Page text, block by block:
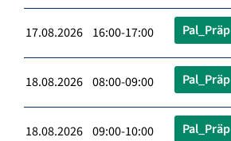
17.08.2026 16:00-17:00 Pal_Präp
18.08.2026 08:00-09:00 Pal_Präp
18.08.2026 09:00-10:00 Pal_Präp